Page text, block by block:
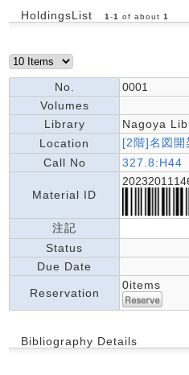
HoldingsList 1 -1 of about 1
No.
0001
Volumes
Library
Nagoya
Location
[2階]名図開
Call No
327.8:H44
Material ID
注記
Status
Due Date
Reservation
0items
Bibliography Details